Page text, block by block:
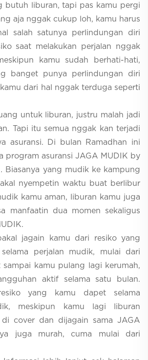
butuh liburan, tapi pas kamu pergi
aja nggak cukup loh, kamu harus
salah satunya perlindungan diri
saat melakukan perjalan nggak
kamu sudah berhati-hati,
banget punya perlindungan diri
dari hal nggak terduga seperti
untuk liburan, justru malah jadi
Tapi itu semua nggak kan terjadi
asuransi. Di bulan Ramadhan ini
program asuransi JAGA MUDIK by
Biasanya yang mudik ke kampung
nyempetin waktu buat berlibur
kamu aman, liburan kamu juga
manfaatin dua momen sekaligus
jagain kamu dari resiko yang
perjalan mudik, mulai dari
sampai kamu pulang lagi kerumah,
aktif selama satu bulan.
yang kamu dapet selama
meskipun kamu lagi liburan
di cover dan dijagain sama JAGA
juga murah, cuma mulai dari